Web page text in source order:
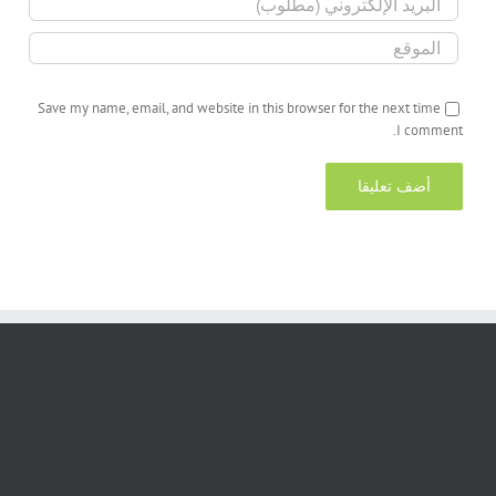
Save my name, email, and website in this browser for the next time
I comment.